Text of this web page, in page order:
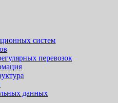
систем
перевозок
данных